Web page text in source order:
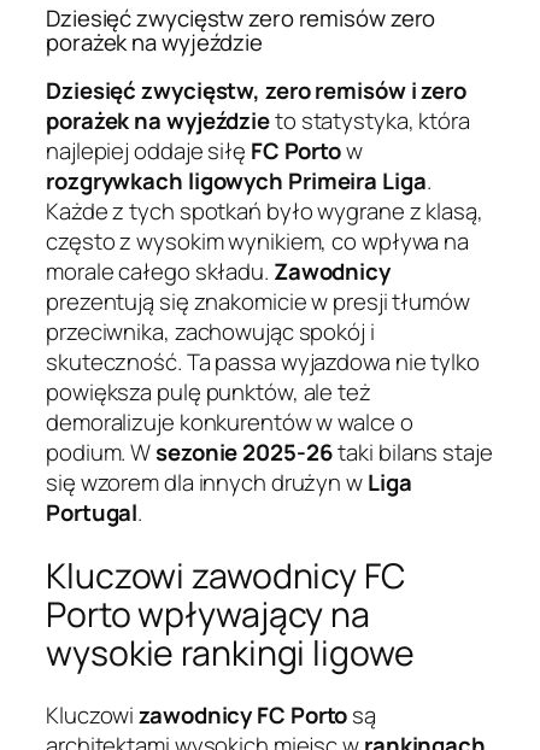
Dziesięć zwycięstw zero remisów zero
porażek na wyjeździe
Dziesięć zwycięstw, zero remisów i zero
porażek na wyjeździeto statystyka, która
najlepiej oddaje siłę FC Portow
rozgrywkach ligowych Primeira Liga.
Każde z tych spotkań było wygrane z klasą,
często z wysokim wynikiem, co wpływa na
morale całego składu. Zawodnicy
prezentują się znakomicie w presji tłumów
przeciwnika, zachowując spokój i
skuteczność. Ta passa wyjazdowa nie tylko
powiększa pulę punktów, ale też
demoralizuje konkurentów w walce o
podium. Wsezonie 2025-26taki bilans staje
się wzorem dla innych drużyn wLiga
Portugal.
Kluczowi zawodnicy FC
Porto wpływający na
wysokie rankingi ligowe
Kluczowizawodnicy FC Portosą